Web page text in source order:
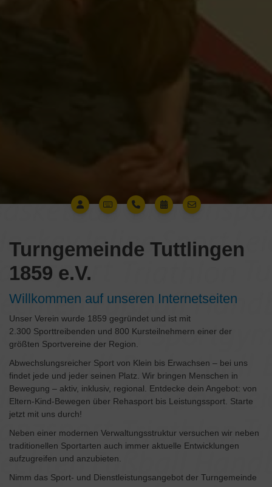
Turngemeinde Tuttlingen
1859 e.V.
Willkommen auf unseren Internetseiten
Unser Verein wurde 1859 gegründet und ist mit
2.300 Sporttreibenden und 800 Kursteilnehmern einer der
größten Sportvereine der Region.
Abwechslungsreicher Sport von Klein bis Erwachsen – bei uns
findet jede und jeder seinen Platz. Wir bringen Menschen in
Bewegung – aktiv, inklusiv, regional. Entdecke dein Angebot: von
Eltern‑Kind‑Bewegen über Rehasport bis Leistungssport. Starte
jetzt mit uns durch!
Neben einer modernen Verwaltungsstruktur versuchen wir neben
traditionellen Sportarten auch immer aktuelle Entwicklungen
aufzugreifen und anzubieten.
Nimm das Sport- und Dienstleistungsangebot der Turngemeinde